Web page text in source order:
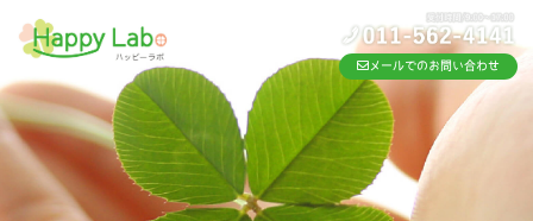
メールでのお問い合わせ